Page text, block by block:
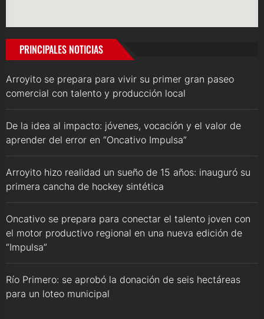
PRINCIPALES NOTICIAS
Arroyito se prepara para vivir su primer gran paseo
comercial con talento y producción local
De la idea al impacto: jóvenes, vocación y el valor de
aprender del error en “Oncativo Impulsa”
Arroyito hizo realidad un sueño de 15 años: inauguró su
primera cancha de hockey sintética
Oncativo se prepara para conectar el talento joven con
el motor productivo regional en una nueva edición de
“Impulsa”
Río Primero: se aprobó la donación de seis hectáreas
para un loteo municipal